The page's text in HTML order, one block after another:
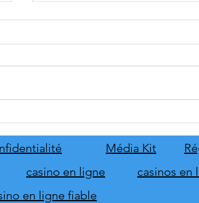
Média Kit
casino en ligne
casinos en
en ligne fiable